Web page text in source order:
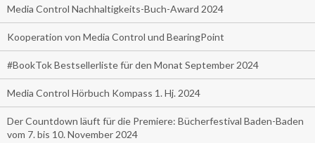
Media Control Nachhaltigkeits-Buch-Award 2024
Kooperation von Media Control und BearingPoint
#BookTok Bestsellerliste für den Monat September 2024
Media Control Hörbuch Kompass 1. Hj. 2024
Der Countdown läuft für die Premiere: Bücherfestival Baden-Baden
vom 7. bis 10. November 2024